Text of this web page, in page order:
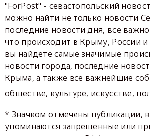
"ForPost" - севастопольский
можно найти не только новости
последние новости дня, все
что происходит в Крыму, России и
вы найдете самые значимые
новости города, последние
Крыма, а также все важнейшие
обществе, культуре, искусстве,
* Значком отмечены публикации,
упоминаются запрещенные или